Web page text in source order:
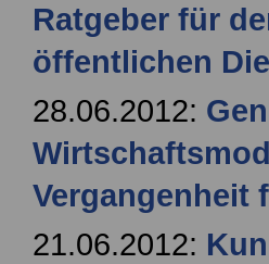
Ratgeber für
öffentlichen
28.06.2012:
Vergangenheit
21.06.2012: